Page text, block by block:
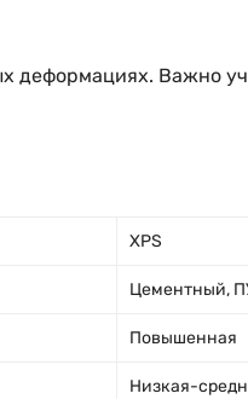
деформациях. Важно
XPS
Цементный,
Повышенная
Низкая-